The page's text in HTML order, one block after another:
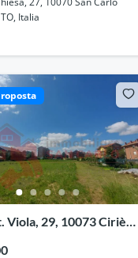
Italia
Viola, 29, 10073 Ciriè